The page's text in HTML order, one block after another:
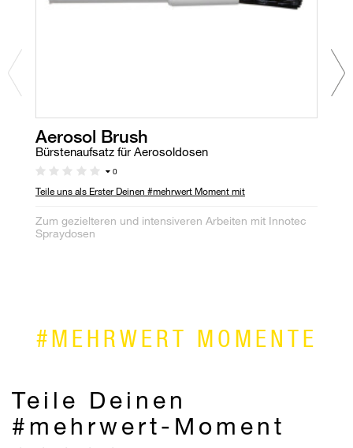
Aerosol Brush
Bürstenaufsatz für Aerosoldosen
0
Teile uns als Erster Deinen #mehrwert Moment mit
Zum gezielteren und intensiveren Arbeiten mit Innotec
Spraydosen
#MEHRWERT MOMENTE
Teile Deinen
#mehrwert-Moment